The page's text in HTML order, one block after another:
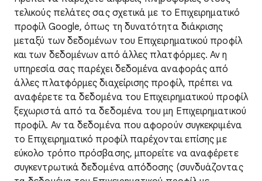
τελικούς πελάτες σας σχετικά με το Επιχειρηματικό
προφίλ Google, όπως τη δυνατότητα διάκρισης
μεταξύ των δεδομένων του Επιχειρηματικού προφίλ
και των δεδομένων από άλλες πλατφόρμες. Αν η
υπηρεσία σας παρέχει δεδομένα αναφοράς από
άλλες πλατφόρμες διαχείρισης προφίλ, πρέπει να
αναφέρετε τα δεδομένα του Επιχειρηματικού προφίλ
ξεχωριστά από τα δεδομένα του μη Επιχειρηματικού
προφίλ. Αν τα δεδομένα που αφορούν συγκεκριμένα
το Επιχειρηματικό προφίλ παρέχονται επίσης με
εύκολο τρόπο πρόσβασης, μπορείτε να αναφέρετε
συγκεντρωτικά δεδομένα απόδοσης (συνδυάζοντας